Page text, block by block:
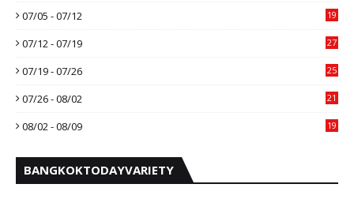
07/05 - 07/12 19
07/12 - 07/19 27
07/19 - 07/26 25
07/26 - 08/02 21
08/02 - 08/09 19
BANGKOKTODAYVARIETY